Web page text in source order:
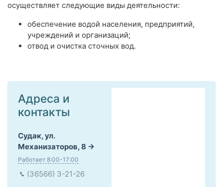
осуществляет следующие виды деятельности:
обеспечение водой населения, предприятий,
учреждений и организаций;
отвод и очистка сточных вод.
Адреса и
контакты
Судак, ул.
Механизаторов, 8
Работает 8:00-17:00
(36566) 3-21-26